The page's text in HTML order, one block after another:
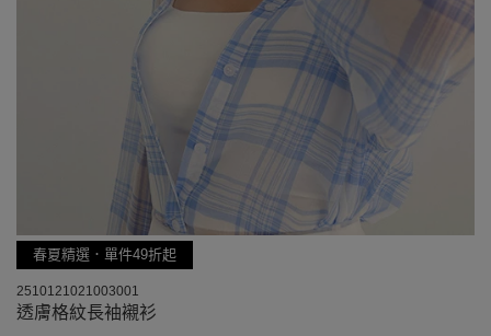
春夏精選．單件49折起
2510121021003001
透膚格紋長袖襯衫